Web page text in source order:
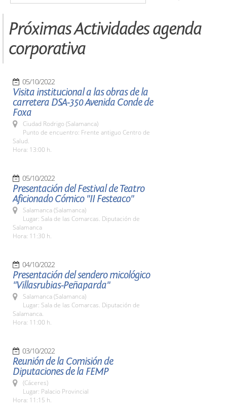
Próximas Actividades agenda
corporativa
05/10/2022
Visita institucional a las obras de la
carretera DSA-350 Avenida Conde de
Foxa
Ciudad Rodrigo (Salamanca)
Punto de encuentro: Frente antiguo Centro de
Salud.
Hora: 13:00 h.
05/10/2022
Presentación del Festival de Teatro
Aficionado Cómico "II Festeaco"
Salamanca (Salamanca)
Lugar: Sala de las Comarcas. Diputación de
Salamanca
Hora: 11:30 h.
04/10/2022
Presentación del sendero micológico
"Villasrubias-Peñaparda"
Salamanca (Salamanca)
Lugar: Sala de las Comarcas. Diputación de
Salamanca.
Hora: 11:00 h.
03/10/2022
Reunión de la Comisión de
Diputaciones de la FEMP
(Cáceres)
Lugar: Palacio Provincial
Hora: 11:15 h.